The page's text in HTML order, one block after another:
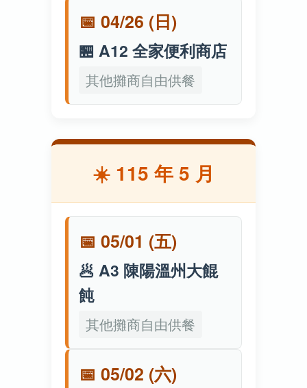
📅 04/26 (日)
🏪 A12 全家便利商店
其他攤商自由供餐
☀️ 115 年 5 月
📅 05/01 (五)
🥟 A3 陳陽溫州大餛
飩
其他攤商自由供餐
📅 05/02 (六)